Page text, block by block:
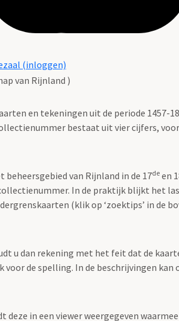
(inloggen)
van Rijnland )
en tekeningen uit de periode 1457-
bestaat uit vier cijfers,
van Rijnland in de 17de en
In de praktijk blijkt het
(klik op ‘zoektips’ in de
u dan rekening met het feit dat de
voor de spelling. In de beschrijvingen
deze in een viewer weergegeven